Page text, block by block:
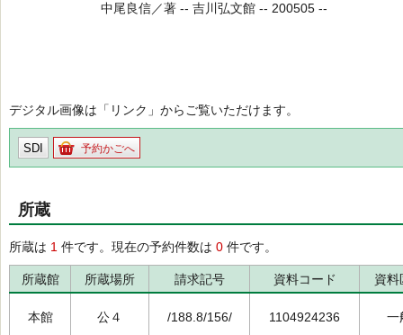
中尾良信／著 -- 吉川弘文館 -- 200505 --
デジタル画像は「リンク」からご覧いただけます。
SDI 予約かごへ
所蔵
所蔵は 1 件です。現在の予約件数は 0 件です。
所蔵館 所蔵場所 請求記号 資料コード 資料
本館 公４ /188.8/156/ 1104924236 一